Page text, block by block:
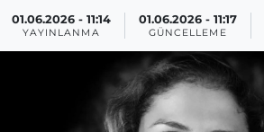
01.06.2026 - 11:14
YAYINLANMA
01.06.2026 - 11:17
GÜNCELLEME
Haber Arşivi